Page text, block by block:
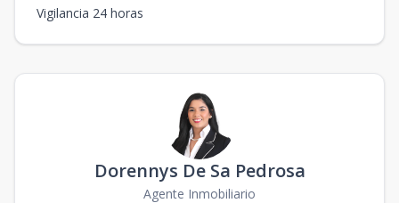
Vigilancia 24 horas
Dorennys De Sa Pedrosa
Agente Inmobiliario